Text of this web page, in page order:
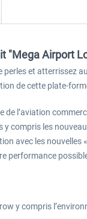
"Mega Airport
perles et atterrissez
de cette plate-
de l’aviation
y compris les
avec les nouvelles
performance
y compris